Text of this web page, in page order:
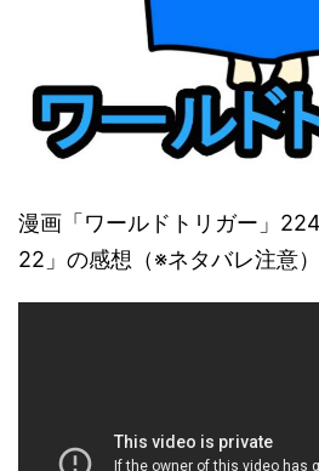
漫画「ワールドトリガー」
22」の感想（※ネタバレ注意）